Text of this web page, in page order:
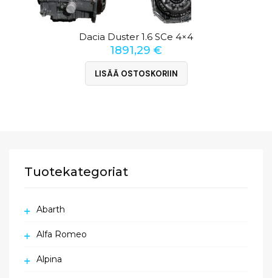
Dacia Duster 1.6 SCe 4×4
1891,29 €
LISÄÄ OSTOSKORIIN
Tuotekategoriat
Abarth
Alfa Romeo
Alpina